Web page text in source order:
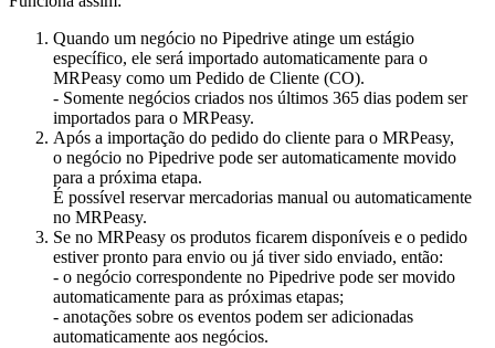
Quando um negócio no Pipedrive atinge um estágio
específico, ele será importado automaticamente para o
MRPeasy como um Pedido de Cliente (CO).
- Somente negócios criados nos últimos 365 dias podem ser
importados para o MRPeasy.
Após a importação do pedido do cliente para o MRPeasy,
o negócio no Pipedrive pode ser automaticamente movido
para a próxima etapa.
É possível reservar mercadorias manual ou automaticamente
no MRPeasy.
Se no MRPeasy os produtos ficarem disponíveis e o pedido
estiver pronto para envio ou já tiver sido enviado, então:
- o negócio correspondente no Pipedrive pode ser movido
automaticamente para as próximas etapas;
- anotações sobre os eventos podem ser adicionadas
automaticamente aos negócios.